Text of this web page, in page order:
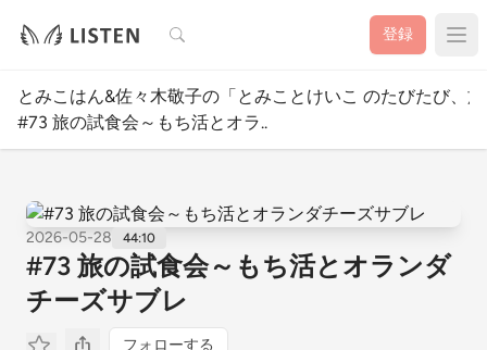
検索 登録
とみこはん&佐々木敬子の「とみことけいこ のたびたび、
#73 旅の試食会～もち活とオラ..
2026-05-28 44:10
#73 旅の試食会～もち活とオランダ
チーズサブレ
フォローする